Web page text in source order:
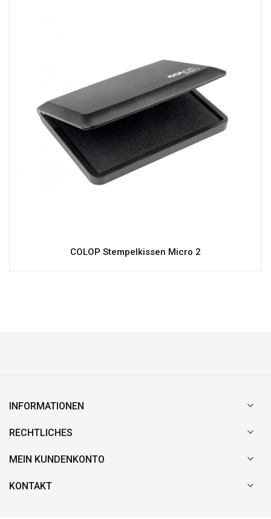
COLOP Stempelkissen Micro 2
INFORMATIONEN 
RECHTLICHES 
MEIN KUNDENKONTO 
KONTAKT 